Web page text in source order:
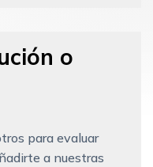
o
para evaluar
a nuestras